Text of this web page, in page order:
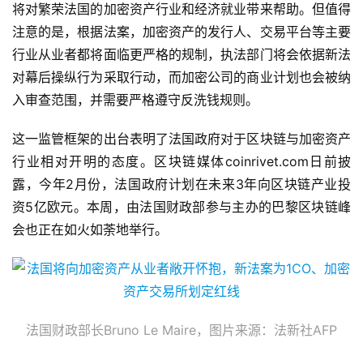
将对繁荣法国的加密资产行业和经济就业带来帮助。但值得
注意的是，根据法案，加密资产的发行人、交易平台等主要
行业从业者都将面临更严格的规制，执法部门将会依据新法
对幕后操纵行为采取行动，而加密公司的商业计划也会被纳
入审查范围，并需要严格遵守反洗钱规则。
这一监管框架的出台表明了法国政府对于区块链与加密资产
行业相对开明的态度。区块链媒体coinrivet.com日前披
露，今年2月份，法国政府计划在未来3年向区块链产业投
资5亿欧元。本周，由法国财政部参与主办的巴黎区块链峰
会也正在如火如荼地举行。
法国财政部长Bruno Le Maire，图片来源：法新社AFP